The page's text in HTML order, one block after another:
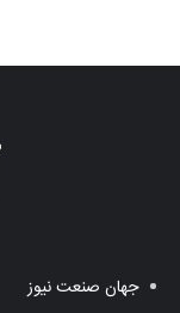
جهان صنعت نیوز